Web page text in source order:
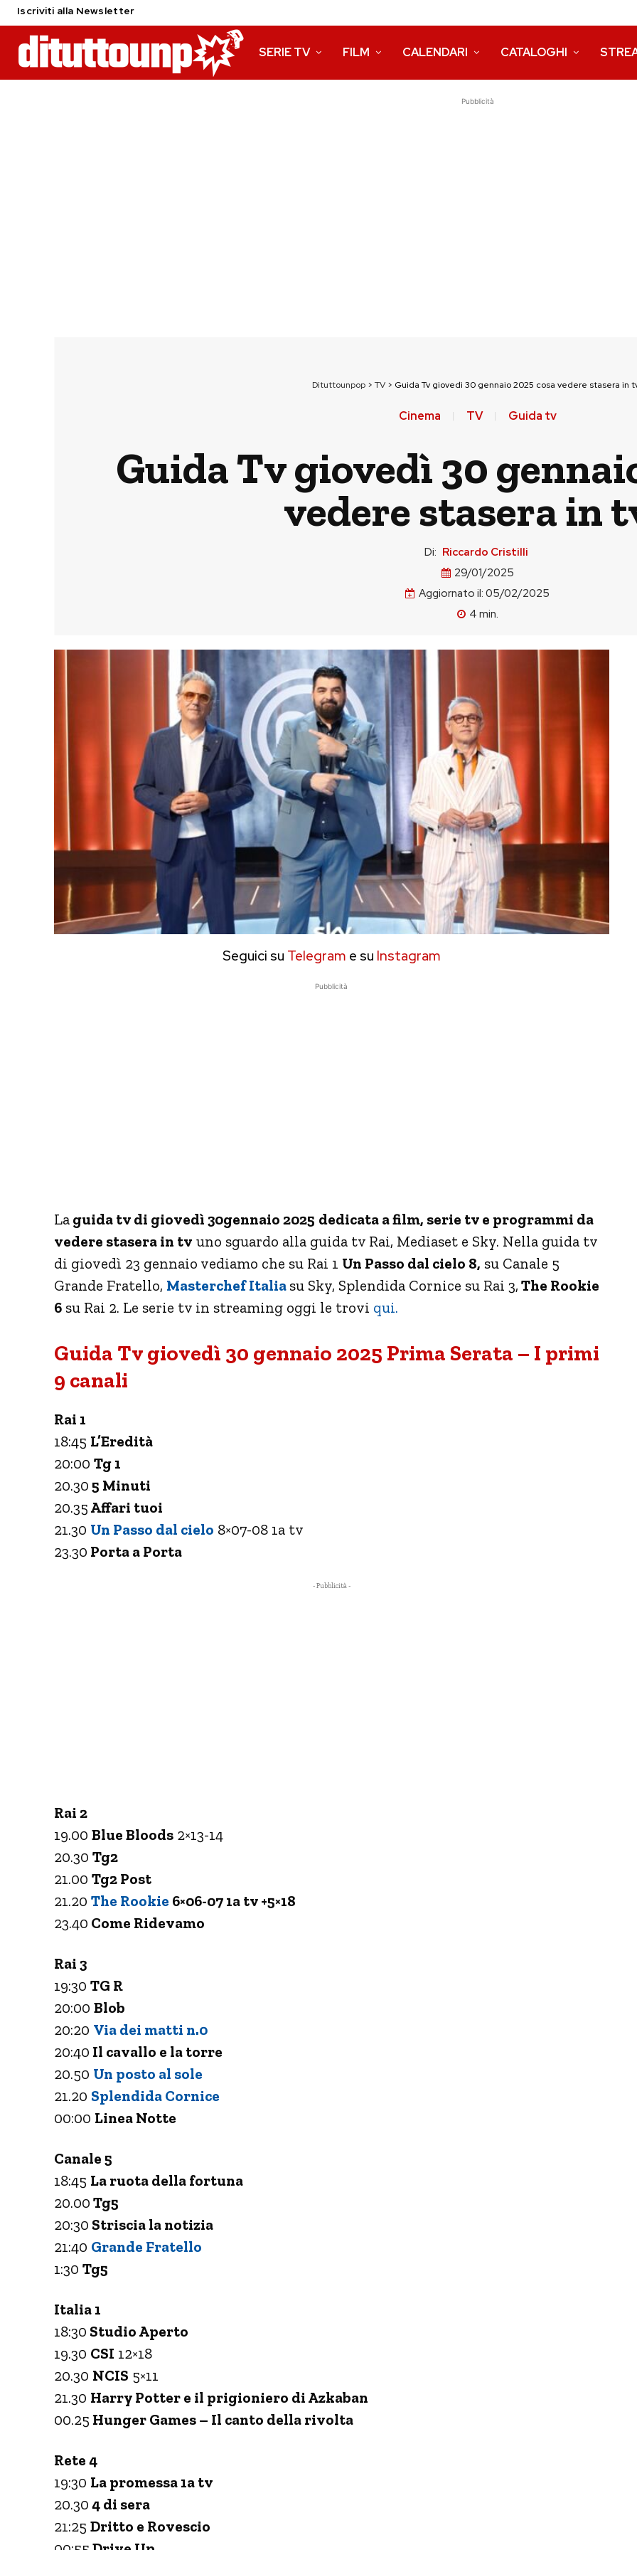
Iscriviti alla Newsletter
SERIE TV FILM CALENDARI CATALOGHI
Pubblicità
Dituttounpop> TV> Guida Tv giovedì 30 gennaio 2025 cosa vedere stasera in
Cinema TV Guida tv
Guida Tv giovedì 30
vedere stasera in
Di: Riccardo Cristilli
29/01/2025
Aggiornato il: 05/02/2025
4 min.
Seguici su Telegram e su Instagram
Pubblicità
La guida tv di giovedì 30gennaio 2025 dedicata a film, serie tv e programmi da
vedere stasera in tv uno sguardo alla guida tv Rai, Mediaset e Sky. Nella guida tv
di giovedì 23 gennaio vediamo che su Rai 1 Un Passo dal cielo 8, su Canale 5
Grande Fratello, Masterchef Italia su Sky, Splendida Cornice su Rai 3, The Rookie
6 su Rai 2. Le serie tv in streaming oggi le trovi qui.
Guida Tv giovedì 30 gennaio 2025 Prima Serata – I primi
9 canali
Rai 1
18:45 L’Eredità
20:00 Tg 1
20.30 5 Minuti
20.35 Affari tuoi
21.30 Un Passo dal cielo 8×07-08 1a tv
23.30 Porta a Porta
- Pubblicità -
Rai 2
19.00 Blue Bloods 2×13-14
20.30 Tg2
21.00 Tg2 Post
21.20 The Rookie 6×06-07 1a tv +5×18
23.40 Come Ridevamo
Rai 3
19:30 TG R
20:00 Blob
20:20 Via dei matti n.0
20:40 Il cavallo e la torre
20.50 Un posto al sole
21.20 Splendida Cornice
00:00 Linea Notte
Canale 5
18:45 La ruota della fortuna
20.00 Tg5
20:30 Striscia la notizia
21:40 Grande Fratello
1:30 Tg5
Italia 1
18:30 Studio Aperto
19.30 CSI 12×18
20.30 NCIS 5×11
21.30 Harry Potter e il prigioniero di Azkaban
00.25 Hunger Games – Il canto della rivolta
Rete 4
19:30 La promessa 1a tv
20.30 4 di sera
21:25 Dritto e Rovescio